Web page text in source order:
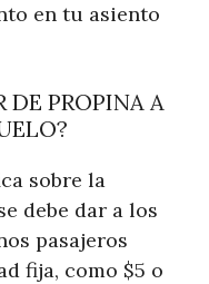
en tu asiento
DE PROPINA A
sobre la
debe dar a los
pasajeros
fija, como $5 o